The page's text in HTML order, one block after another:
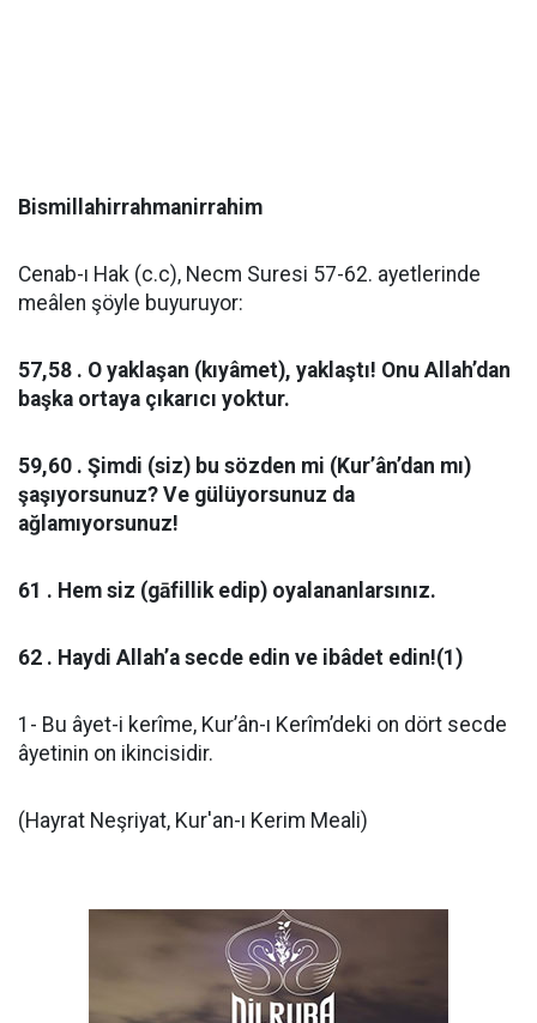
Bismillahirrahmanirrahim
Cenab-ı Hak (c.c), Necm Suresi 57-62. ayetlerinde
meâlen şöyle buyuruyor:
57,58 . O yaklaşan (kıyâmet), yaklaştı! Onu Allah’dan
başka ortaya çıkarıcı yoktur.
59,60 . Şimdi (siz) bu sözden mi (Kur’ân’dan mı)
şaşıyorsunuz? Ve gülüyorsunuz da
ağlamıyorsunuz!
61 . Hem siz (gāfillik edip) oyalananlarsınız.
62 . Haydi Allah’a secde edin ve ibâdet edin!(1)
1- Bu âyet-i kerîme, Kur’ân-ı Kerîm’deki on dört secde
âyetinin on ikincisidir.
(Hayrat Neşriyat, Kur'an-ı Kerim Meali)